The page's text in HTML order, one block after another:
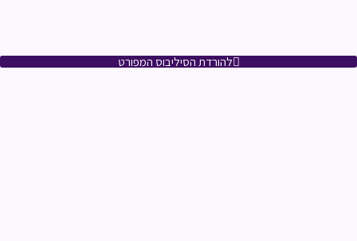
להורדת הסיליבוס המפורט